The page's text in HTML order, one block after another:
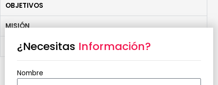
OBJETIVOS
MISIÓN
VISIÓN
¿Necesitas Información?
Nombre